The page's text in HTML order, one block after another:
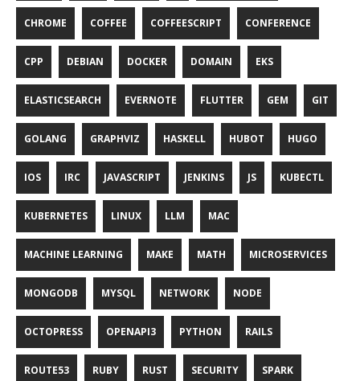
CHROME COFFEE COFFEESCRIPT CONFERENCE
CPP DEBIAN DOCKER DOMAIN EKS
ELASTICSEARCH EVERNOTE FLUTTER GEM GIT
GOLANG GRAPHVIZ HASKELL HUBOT HUGO
IOS IRC JAVASCRIPT JENKINS JS KUBECTL
KUBERNETES LINUX LLM MAC
MACHINE LEARNING MAKE MATH MICROSERVICES
MONGODB MYSQL NETWORK NODE
OCTOPRESS OPENAPI3 PYTHON RAILS
ROUTE53 RUBY RUST SECURITY SPARK